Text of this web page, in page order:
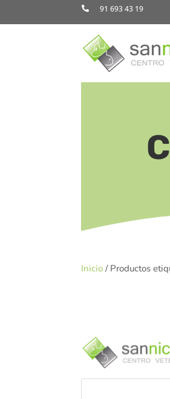
 91 693 43 19
Inicio / Productos